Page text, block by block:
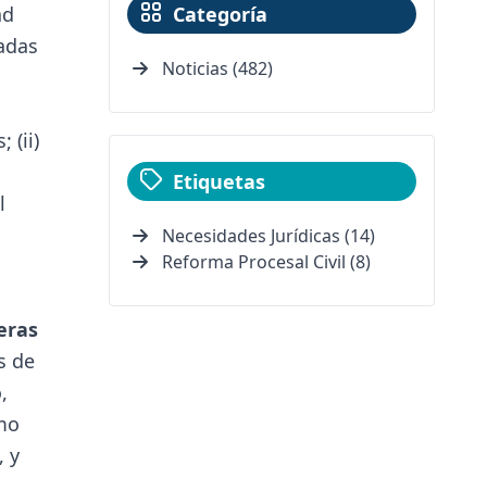
(ii)
de
y
Categoría
Noticias (482)
Etiquetas
Necesidades Jurídicas (14)
Reforma Procesal Civil (8)